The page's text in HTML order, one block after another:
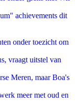
achievements dit
onder toezicht om
vraagt uitstel van
Meren, maar Boa's
meer met oud en